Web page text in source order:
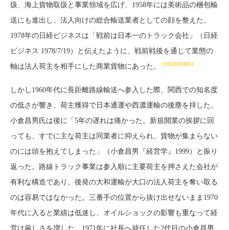
扱、海上貨物取扱と事業領域を広げ、1958年には美術品の梱包輸
送にも進出し、法人向けの総合輸送業者としての顔を整えた。
1978年の日経ビジネスは「戦前は日本一のトラック会社」（日経
ビジネス 1978/7/19）と伝えたように、戦前戦後を通じて業態の
軸は法人荷主を相手にした商業貨物にあった。
[1][2][3][4][5]
しかし1960年代に長距離路線輸送へ参入した際、関西での知名度
の低さが響き、荷主獲得で日本通運や西濃運輸の後塵を拝した。
小倉昌男氏は後に「5年の遅れは痛かった。新規開業の挨拶に回
っても、すでに主な荷主は同業者に抑えられ、貨物が集まらない
のには頭を抱えてしまった」（小倉昌男『経営学』1999）と振り
返った。路線トラック事業は参入順に主要荷主を押さえた会社が
有利な構造であり、後発の大和運輸が大口の法人荷主を奪い取る
のは容易ではなかった。三番手の位置から抜け出せないまま1970
年代に入ると業績は低迷し、オイルショックの影響も重なって経
営は厳しさを増した。1971年に社長へ就任した2代目の小倉昌男